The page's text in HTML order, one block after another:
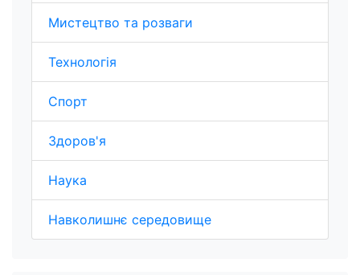
Мистецтво та розваги
Технологія
Спорт
Здоров'я
Наука
Навколишнє середовище